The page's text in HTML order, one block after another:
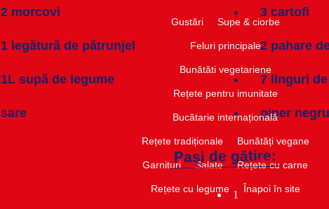
2 morcovi 3 cartofi
1 legătură de pătrunjel 2 pahare
1L supă de legume 7 linguri
sare piper negru
Paşi de gătire:
1
Gustări​ Supe & ciorbe​
Feluri principale
Bunătăti vegetariene
Rețete pentru imunitate​
Bucătarie internațională​
Rețete tradiționale Bunătăți vegane
Garnituri​ Salate​ Rețete cu carne​
Rețete cu legume Înapoi în site